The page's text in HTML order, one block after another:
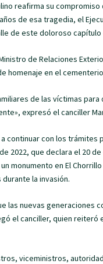
reafirma su
de esa tragedia, el
de este doloroso
de Relaciones
homenaje en el
de las víctimas
expresó el canciller
continuar con los trámites
2022, que declara el 20
monumento en El
la invasión.
las nuevas generaciones
el canciller, quien
viceministros,